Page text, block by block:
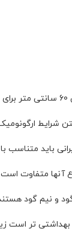
شرایط
باید متناسب
بازه ۱۲ تا ۲۶ سانتی
و نیم گود
بهداشتی تر است